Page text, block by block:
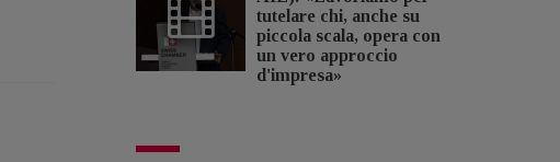
tutelare chi, anche su
piccola scala, opera con
un vero approccio
d'impresa»